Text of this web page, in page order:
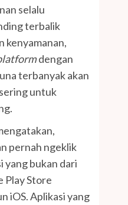
selalu
terbalik
kenyamanan,
dengan
terbanyak akan
untuk
pernah ngeklik
yang bukan dari
Play Store
iOS. Aplikasi yang